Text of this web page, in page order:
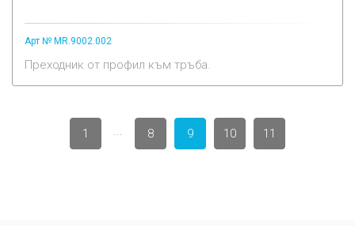
Арт № MR.9002.002
Преходник от профил към тръба.
1 ... 8 9 10 11